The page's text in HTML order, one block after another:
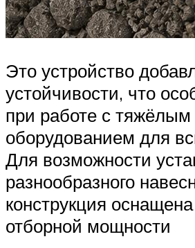
Это устройство
устойчивости, что
при работе с
оборудованием для
Для возможности
разнообразного
конструкция
отборной мощности